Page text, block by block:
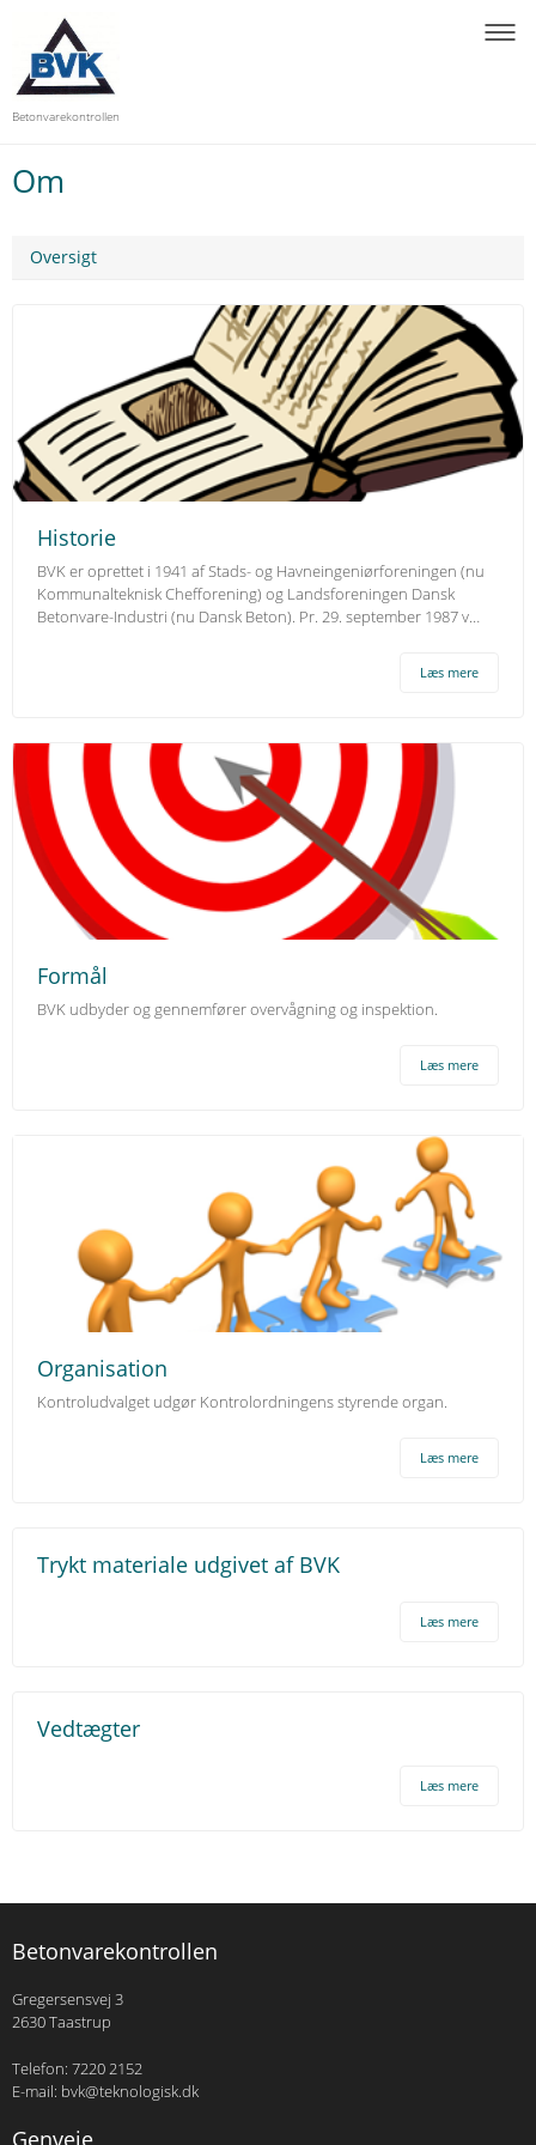
Betonvarekontrollen
Om
Oversigt
Historie
BVK er oprettet i 1941 af Stads- og Havneingeniørforeningen (nu
Kommunalteknisk Chefforening) og Landsforeningen Dansk
Betonvare-Industri (nu Dansk Beton). Pr. 29. september 1987 v…
Læs mere
Formål
BVK udbyder og gennemfører overvågning og inspektion.
Læs mere
Organisation
Kontroludvalget udgør Kontrolordningens styrende organ.
Læs mere
Trykt materiale udgivet af BVK
Læs mere
Vedtægter
Læs mere
Betonvarekontrollen
Gregersensvej 3
2630 Taastrup
Telefon: 7220 2152
E-mail: bvk@teknologisk.dk
Genveje